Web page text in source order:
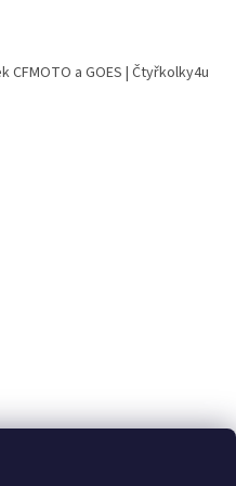
a GOES | Čtyřkolky4u